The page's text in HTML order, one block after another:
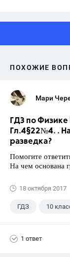
ПОХОЖИЕ
Мари
ГДЗ по Физике
Гл.4§22№4. .
разведка?
Помогите
На чем основана
18 октября 2017
ГДЗ 10
1 ответ